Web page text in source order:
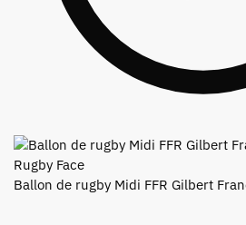
Ballon de rugby Midi FFR Gilbert